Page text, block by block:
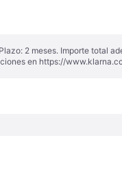
2 meses. Importe total
en https://